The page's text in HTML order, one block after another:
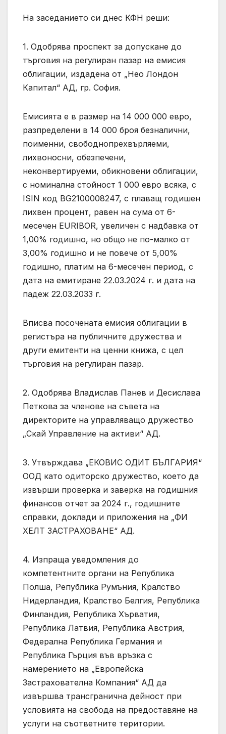
На заседанието си днес КФН реши:
1. Одобрява проспект за допускане до
търговия на регулиран пазар на емисия
облигации, издадена от „Нео Лондон
Капитал“ АД, гр. София.
Емисията е в размер на 14 000 000 евро,
разпределени в 14 000 броя безналични,
поименни, свободнопрехвърляеми,
лихвоносни, обезпечени,
неконвертируеми, обикновени облигации,
с номинална стойност 1 000 евро всяка, с
ISIN код BG2100008247, с плаващ годишен
лихвен процент, равен на сума от 6-
месечен EURIBOR, увеличен с надбавка от
1,00% годишно, но общо не по-малко от
3,00% годишно и не повече от 5,00%
годишно, платим на 6-месечен период, с
дата на емитиране 22.03.2024 г. и дата на
падеж 22.03.2033 г.
Вписва посочената емисия облигации в
регистъра на публичните дружества и
други емитенти на ценни книжа, с цел
търговия на регулиран пазар.
2. Одобрява Владислав Панев и Десислава
Петкова за членове на съвета на
директорите на управляващо дружество
„Скай Управление на активи“ АД.
3. Утвърждава „ЕКОВИС ОДИТ БЪЛГАРИЯ“
ООД като одиторско дружество, което да
извърши проверка и заверка на годишния
финансов отчет за 2024 г., годишните
справки, доклади и приложения на „ФИ
ХЕЛТ ЗАСТРАХОВАНЕ“ АД.
4. Изпраща уведомления до
компетентните органи на Република
Полша, Република Румъния, Кралство
Нидерландия, Кралство Белгия, Република
Финландия, Република Хърватия,
Република Латвия, Република Австрия,
Федерална Република Германия и
Република Гърция във връзка с
намерението на „Европейска
Застрахователна Компания“ АД да
извършва трансгранична дейност при
условията на свобода на предоставяне на
услуги на съответните територии.